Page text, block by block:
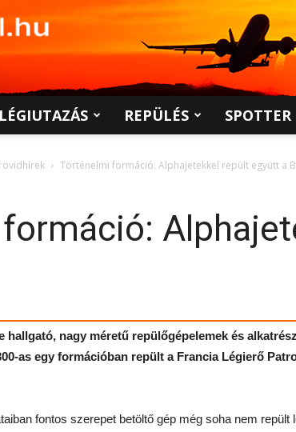
LÉGIUTAZÁS REPÜLÉS SPOTTER
Történelmi formáció: Alphajetekkel repült együtt a
hallgató, nagy méretű repülőgépelemek és
as egy formációban repült a Francia Légierő
fontos szerepet betöltő gép még soha nem repült